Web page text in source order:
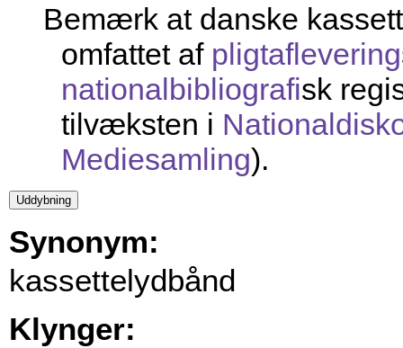
Bemærk at danske
omfattet af pligtaflevering
nationalbibliografisk
tilvæksten i
Mediesamling).
Synonym:
kassettelydbånd
Klynger: